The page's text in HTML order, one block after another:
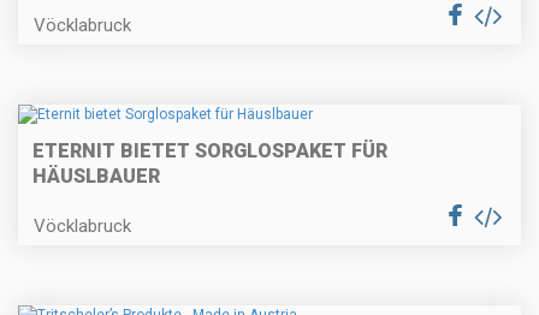
Vöcklabruck
ETERNIT BIETET SORGLOSPAKET FÜR
HÄUSLBAUER
Vöcklabruck